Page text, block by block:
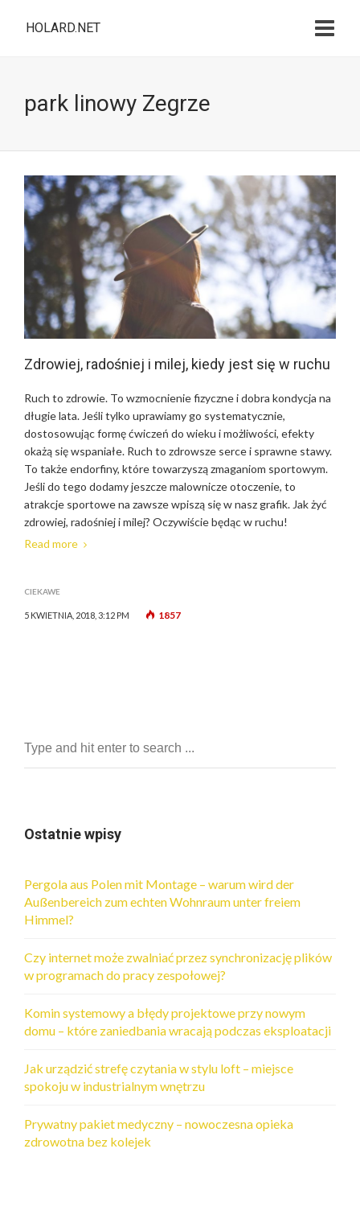
HOLARD.NET
park linowy Zegrze
Zdrowiej, radośniej i milej, kiedy jest się w ruchu
Ruch to zdrowie. To wzmocnienie fizyczne i dobra kondycja na
długie lata. Jeśli tylko uprawiamy go systematycznie,
dostosowując formę ćwiczeń do wieku i możliwości, efekty
okażą się wspaniałe. Ruch to zdrowsze serce i sprawne stawy.
To także endorfiny, które towarzyszą zmaganiom sportowym.
Jeśli do tego dodamy jeszcze malownicze otoczenie, to
atrakcje sportowe na zawsze wpiszą się w nasz grafik. Jak żyć
zdrowiej, radośniej i milej? Oczywiście będąc w ruchu!
Read more
CIEKAWE
5 KWIETNIA, 2018, 3:12 PM 1857
Ostatnie wpisy
Pergola aus Polen mit Montage – warum wird der
Außenbereich zum echten Wohnraum unter freiem
Himmel?
Czy internet może zwalniać przez synchronizację plików
w programach do pracy zespołowej?
Komin systemowy a błędy projektowe przy nowym
domu – które zaniedbania wracają podczas eksploatacji
Jak urządzić strefę czytania w stylu loft – miejsce
spokoju w industrialnym wnętrzu
Prywatny pakiet medyczny – nowoczesna opieka
zdrowotna bez kolejek